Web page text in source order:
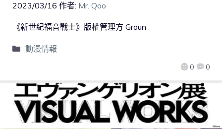
2023/03/16 作者: Mr. Qoo
0 0
《新世紀福音戰士》版權管理方 Groun
動漫情報